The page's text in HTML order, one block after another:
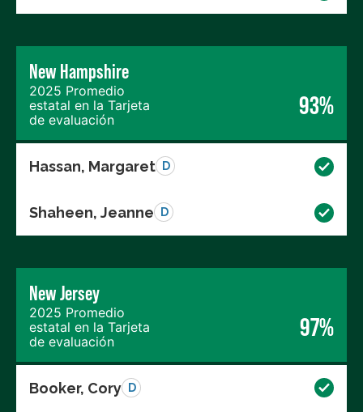
New Hampshire
2025 Promedio
estatal en la Tarjeta
de evaluación
93%
Hassan, Margaret D
Shaheen, Jeanne D
New Jersey
2025 Promedio
estatal en la Tarjeta
de evaluación
97%
Booker, Cory D